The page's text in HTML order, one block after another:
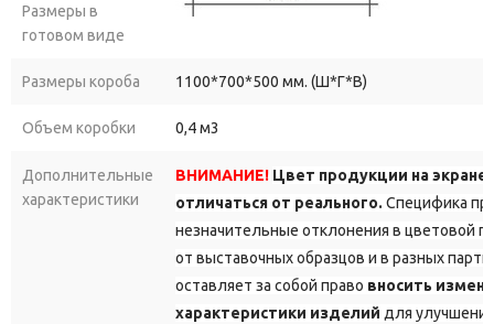
Размеры в
готовом виде
Размеры короба 1100*700*500 мм. (Ш*Г*В)
Объем коробки 0,4 м3
Дополнительные
характеристики
ВНИМАНИЕ! Цвет продукции на
отличаться от реального. Специфика
незначительные отклонения в цветовой
от выставочных образцов и в разных
оставляет за собой право вносить
характеристики изделий для